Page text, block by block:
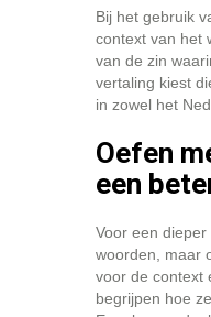
Bij het gebruik
context van het
van de zin
vertaling kiest
in zowel het
Oefen
een
Voor een
woorden, maar
voor de context
begrijpen hoe